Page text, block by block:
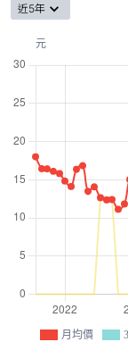
近5年
月均價